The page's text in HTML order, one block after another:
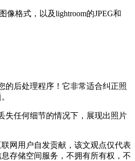
像格式，以及lightroom的JPEG和
的后处理程序！它非常适合纠正照
失任何细节的情况下，展现出照片
网用户自发贡献，该文观点仅代表
存储空间服务，不拥有所有权，不